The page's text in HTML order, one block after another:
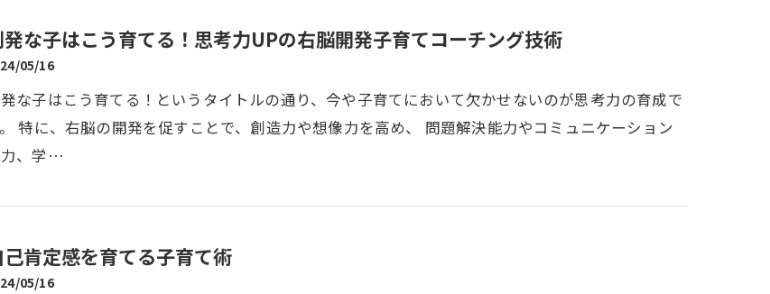
な子はこう育てる！思考力UPの右脳開発子育てコーチング技術
05/16
な子はこう育てる！というタイトルの通り、今や子育てにおいて欠かせないのが思考力の育成で
特に、右脳の開発を促すことで、創造力や想像力を高め、 問題解決能力やコミュニケーション
、学…
己肯定感を育てる子育て術
05/16